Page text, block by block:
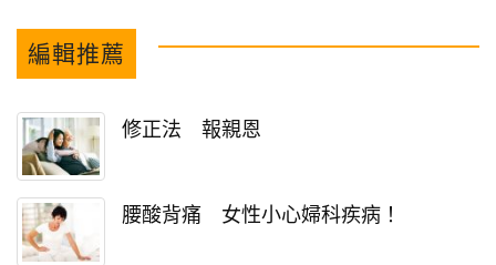
編輯推薦
修正法 報親恩
腰酸背痛 女性小心婦科疾病！